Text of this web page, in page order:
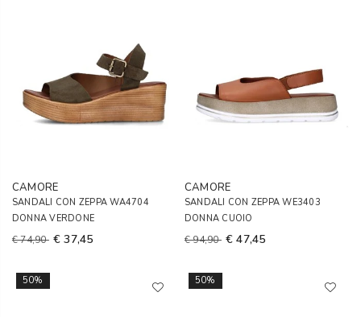
CAMORE
SANDALI CON ZEPPA WA4704
DONNA VERDONE
€ 74,90 € 37,45
CAMORE
SANDALI CON ZEPPA WE3403
DONNA CUOIO
€ 94,90 € 47,45
50% 50%